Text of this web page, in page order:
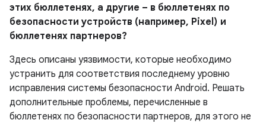
этих бюллетенях, а другие – в бюллетенях по
безопасности устройств (например, Pixel) и
бюллетенях партнеров?
Здесь описаны уязвимости, которые необходимо
устранить для соответствия последнему уровню
исправления системы безопасности Android. Решать
дополнительные проблемы, перечисленные в
бюллетенях по безопасности партнеров, для этого не